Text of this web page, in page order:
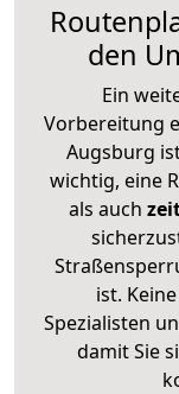
den
Ein
Vorbereitung
Augsburg
wichtig, eine
als auch
ist.
Spezialisten
damit Sie